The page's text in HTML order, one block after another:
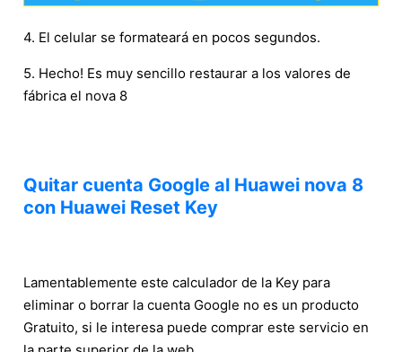
4. El celular se formateará en pocos segundos.
5. Hecho! Es muy sencillo restaurar a los valores de
fábrica el nova 8
Quitar cuenta Google al Huawei nova 8
con Huawei Reset Key
Lamentablemente este calculador de la Key para
eliminar o borrar la cuenta Google no es un producto
Gratuito, si le interesa puede comprar este servicio en